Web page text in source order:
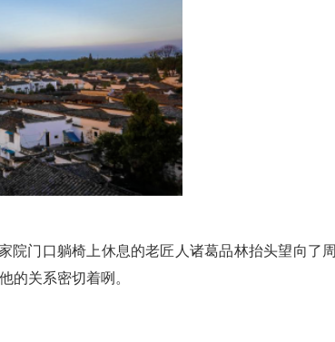
门口躺椅上休息的老匠人诸葛品林抬头望向了周
的关系密切着咧。